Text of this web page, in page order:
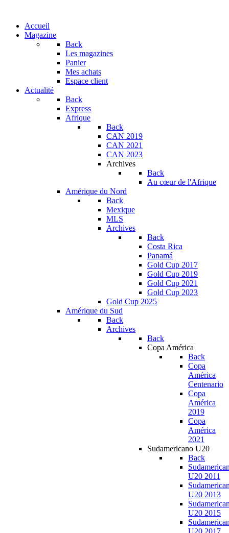
Accueil
Magazine
Back
Les magazines
Panier
Mes achats
Espace client
Actualité
Back
Express
Afrique
Back
CAN 2019
CAN 2021
CAN 2023
Archives
Back
Au cœur de l'Afrique
Amérique du Nord
Back
Mexique
MLS
Archives
Back
Costa Rica
Panamá
Gold Cup 2017
Gold Cup 2019
Gold Cup 2021
Gold Cup 2023
Gold Cup 2025
Amérique du Sud
Back
Archives
Back
Copa América
Back
Copa
América
Centenario
Copa
América
2019
Copa
América
2021
Sudamericano U20
Back
U20 2011
U20 2013
U20 2015
U20 2017